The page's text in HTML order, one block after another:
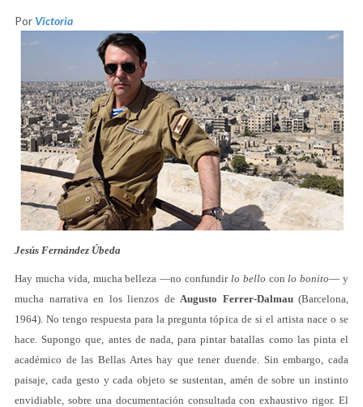
Por Victoria
Jesús Fernández Úbeda
Hay mucha vida, mucha belleza —no confundir lo bello conlo bonito— y
mucha narrativa en los lienzos de Augusto Ferrer-Dalmau(Barcelona,
1964). No tengo respuesta para la pregunta tópica de si el artista nace o se
hace. Supongo que, antes de nada, para pintar batallas como las pinta el
académico de las Bellas Artes hay que tener duende. Sin embargo, cada
paisaje, cada gesto y cada objeto se sustentan, amén de sobre un instinto
envidiable, sobre una documentación consultada con exhaustivo rigor. El